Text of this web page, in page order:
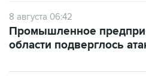
8 августа 06:42
Промышленное
области подверглось